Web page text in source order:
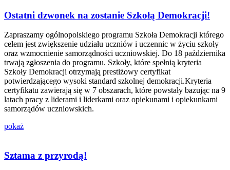
Ostatni dzwonek na zostanie Szkołą Demokracji!
Zapraszamy ogólnopolskiego programu Szkoła Demokracji którego
celem jest zwiększenie udziału uczniów i uczennic w życiu szkoły
oraz wzmocnienie samorządności uczniowskiej. Do 18 października
trwają zgłoszenia do programu. Szkoły, które spełnią kryteria
Szkoły Demokracji otrzymają prestiżowy certyfikat
potwierdzającego wysoki standard szkolnej demokracji.Kryteria
certyfikatu zawierają się w 7 obszarach, które powstały bazując na 9
latach pracy z liderami i liderkami oraz opiekunami i opiekunkami
samorządów uczniowskich.
pokaż
Sztama z przyrodą!